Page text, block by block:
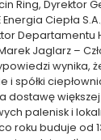
Ring, Dyrektor
Energia Ciepła
Departamentu
Jaglarz –
wynika,
i spółki
dostawę
palenisk i
roku buduje od